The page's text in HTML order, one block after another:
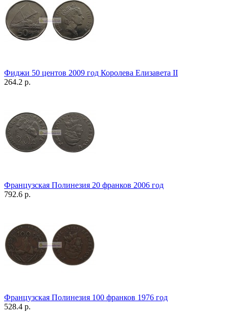
Фиджи 50 центов 2009 год Королева Елизавета II
264.2 р.
Французская Полинезия 20 франков 2006 год
792.6 р.
Французская Полинезия 100 франков 1976 год
528.4 р.